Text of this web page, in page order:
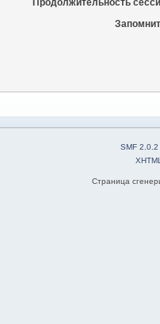
Продолжительность
SMF 2.0.2
Страница